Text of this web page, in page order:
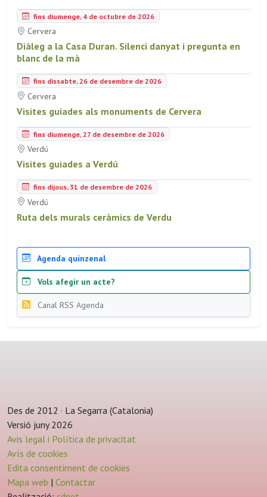
fins diumenge, 4 de octubre de 2026
Cervera
Diàleg a la Casa Duran. Silenci danyat i pregunta en
blanc de la mà
fins dissabte, 26 de desembre de 2026
Cervera
Visites guiades als monuments de Cervera
fins diumenge, 27 de desembre de 2026
Verdú
Visites guiades a Verdú
fins dijous, 31 de desembre de 2026
Verdú
Ruta dels murals ceràmics de Verdu
Agenda quinzenal
Vols afegir un acte?
Canal RSS Agenda
Des de 2012 · La Segarra (Catalonia)
Versió juny 2026
Avis legal i Política de privacitat
Avís de cookies
Edita consentiment de cookies
Mapa web | Contactar